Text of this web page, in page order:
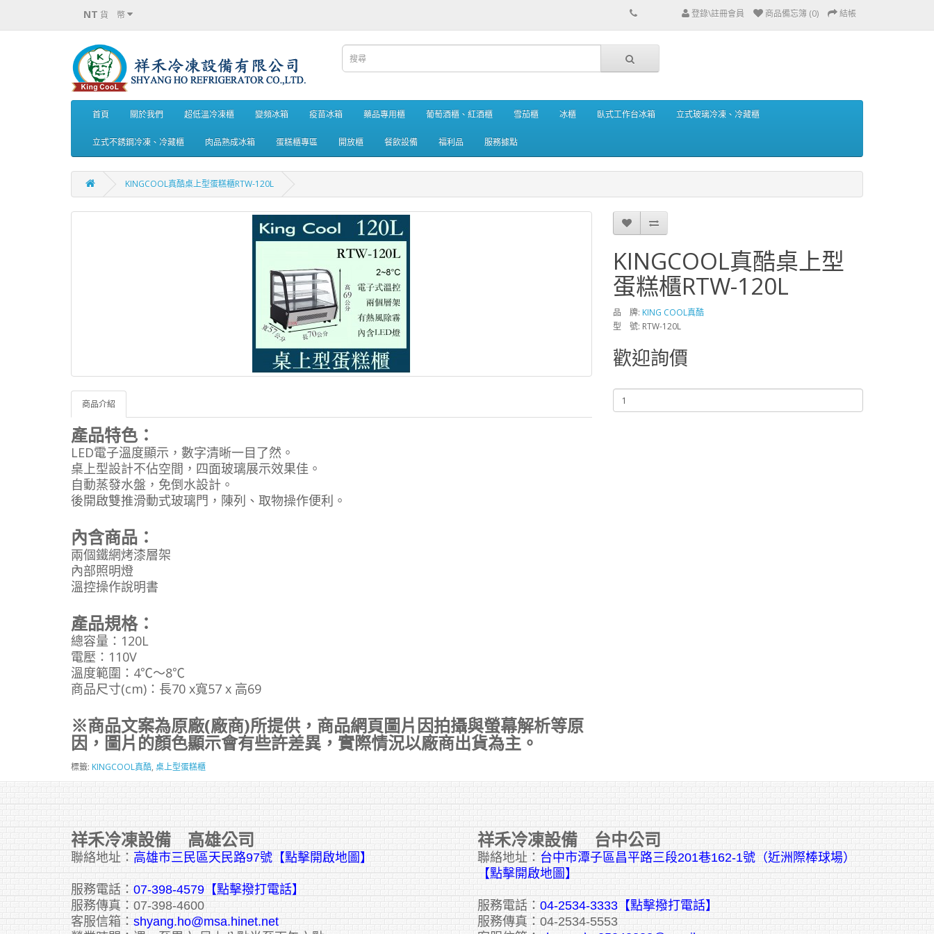
NT 貨 幣 登錄\註冊會員 商品備忘簿 (0) 結帳
首頁 關於我們 超低溫冷凍櫃 變頻冰箱 疫苗冰箱 藥品專用櫃 葡萄酒櫃、紅酒櫃 雪茄櫃 冰櫃 臥式工作台冰箱 立式玻璃冷凍、冷藏櫃
立式不銹鋼冷凍、冷藏櫃 肉品熟成冰箱 蛋糕櫃專區 開放櫃 餐飲設備 福利品 服務據點
KINGCOOL真酷桌上型蛋糕櫃RTW-120L
商品介紹
產品特色：
LED電子溫度顯示，數字清晰一目了然。
桌上型設計不佔空間，四面玻璃展示效果佳。
自動蒸發水盤，免倒水設計。
後開啟雙推滑動式玻璃門，陳列、取物操作便利。
內含商品：
兩個鐵網烤漆層架
內部照明燈
溫控操作說明書
產品規格：
總容量：120L
電壓：110V
溫度範圍：4℃～8℃
商品尺寸(cm)：長70 x寬57 x 高69
※商品文案為原廠(廠商)所提供，商品網頁圖片因拍攝與螢幕解析等原
因，圖片的顏色顯示會有些許差異，實際情況以廠商出貨為主。
KINGCOOL真酷桌上型
蛋糕櫃RTW-120L
品 牌: KING COOL真酷
型 號: RTW-120L
歡迎詢價
標籤: KINGCOOL真酷, 桌上型蛋糕櫃
祥禾冷凍設備 高雄公司
聯絡地址： 高雄市三民區天民路97號【點擊開啟地圖】
服務電話： 07-398-4579【點擊撥打電話】
服務傳真：07-398-4600
客服信箱： shyang.ho@msa.hinet.net
祥禾冷凍設備 台中公司
聯絡地址： 台中市潭子區昌平路三段201巷162-1號（近洲際棒球場）
【點擊開啟地圖】
服務電話： 04-2534-3333 【點擊撥打電話】
服務傳真：04-2534-5553